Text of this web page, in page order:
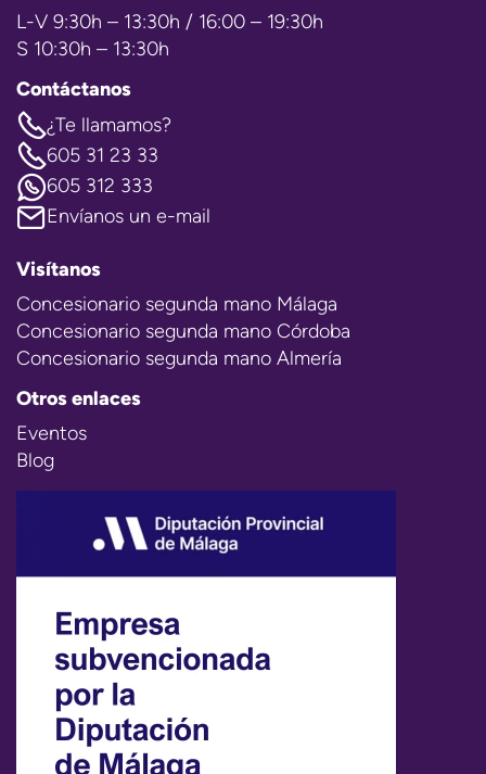
L-V 9:30h – 13:30h / 16:00 – 19:30h
S 10:30h – 13:30h
Contáctanos
¿Te llamamos?
605 31 23 33
605 312 333
Envíanos un e-mail
Visítanos
Concesionario segunda mano Málaga
Concesionario segunda mano Córdoba
Concesionario segunda mano Almería
Otros enlaces
Eventos
Blog